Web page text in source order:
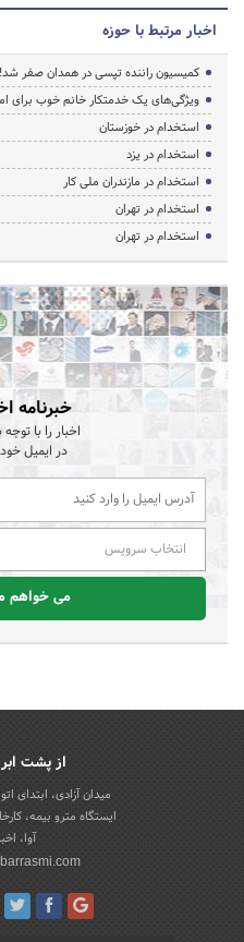
اخبار مرتبط با حوزه
کمیسیون راننده تپسی در همدان صفر شد!
ویژگی‌های یک خدمتکار خانم خوب برای
استخدام در خوزستان
استخدام در یزد
استخدام در مازندران ملی کار
استخدام در تهران
استخدام در تهران
خبرنامه
اخبار را با
در ایمیل
انتخاب سرویس
می خواهم
از پشت ابر
میدان آزادی، ابتدای
ایستگاه مترو بیمه،
آوا،